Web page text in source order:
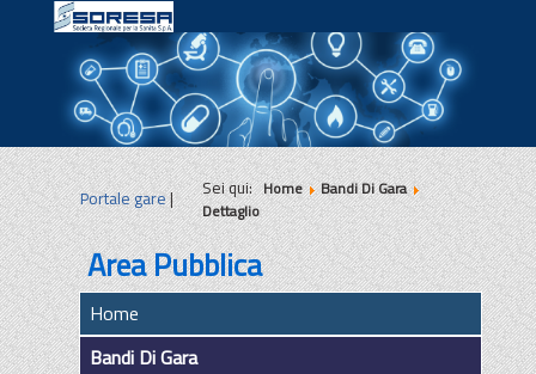
|||
Portale gare| Sei qui:Home
Bandi Di Gara
Dettaglio
Area Pubblica
Home
Bandi Di Gara